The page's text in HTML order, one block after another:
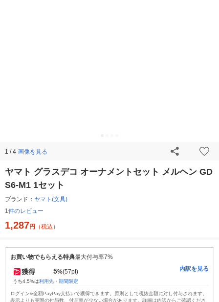
1 / 4 画像を見る
ヤマト グラスデコ オーナメントセット メルヘン GD
S6-M1 1セット
ブランド： ヤマト(文具)
1件のレビュー
1,287円 （税込）
お買い物でもらえる特典最大付与率7%
獲得 5%(57pt)
うち4.5%は利用先・期間限定
内訳を見る
ログイン&全額PayPay支払いで獲得できます。原則として税抜金額に対し付与されます。
表示よりも実際の付与数、付与率が少ない場合があります。詳細は内訳からご確認くださ